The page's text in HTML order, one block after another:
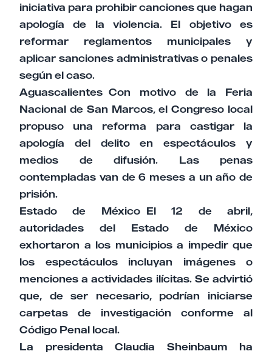
iniciativa para prohibir canciones que hagan
apología de la violencia. El objetivo es
reformar reglamentos municipales y
aplicar sanciones administrativas o penales
según el caso.
Aguascalientes Con motivo de la Feria
Nacional de San Marcos, el Congreso local
propuso una reforma para castigar la
apología del delito en espectáculos y
medios de difusión. Las penas
contempladas van de 6 meses a un año de
prisión.
Estado de México El 12 de abril,
autoridades del Estado de México
exhortaron a los municipios a impedir que
los espectáculos incluyan imágenes o
menciones a actividades ilícitas. Se advirtió
que, de ser necesario, podrían iniciarse
carpetas de investigación conforme al
Código Penal local.
La presidenta Claudia Sheinbaum ha